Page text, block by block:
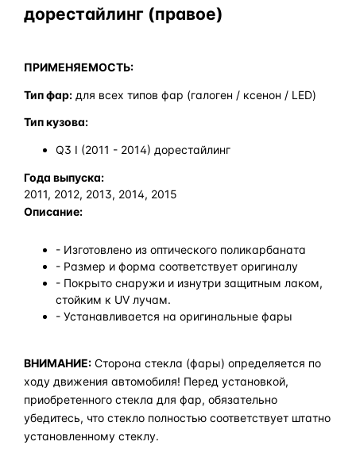
дорестайлинг (правое)
ПРИМЕНЯЕМОСТЬ:
Тип фар: для всех типов фар (галоген / ксенон / LED)
Тип кузова:
Q3 I (2011 - 2014) дорестайлинг
Года выпуска:
2011, 2012, 2013, 2014, 2015
Описание:
- Изготовлено из оптического поликарбаната
- Размер и форма соответствует оригиналу
- Покрыто снаружи и изнутри защитным лаком,
стойким к UV лучам.
- Устанавливается на оригинальные фары
ВНИМАНИЕ: Сторона стекла (фары) определяется по
ходу движения автомобиля! Перед установкой,
приобретенного стекла для фар, обязательно
убедитесь, что стекло полностью соответствует штатно
установленному стеклу.